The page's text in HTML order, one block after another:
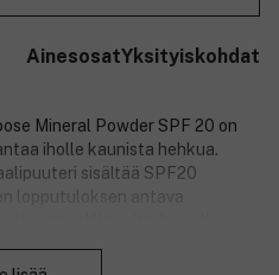
AinesosatYksityiskohdat
Mineral Powder SPF 20 on
iholle kaunista hehkua.
sisältää SPF20
lopputuloksen antava
on hyväksynyt sen